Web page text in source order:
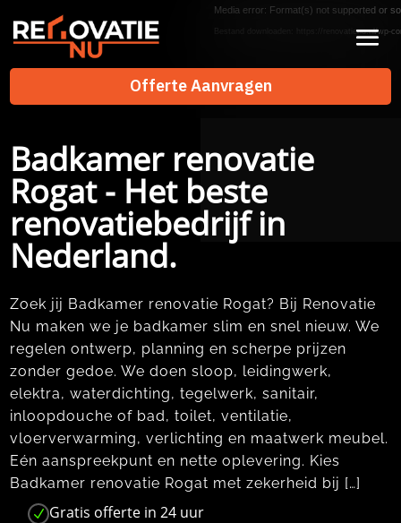
Offerte Aanvragen
Offerte Aanvragen
Media error: Format(s) not supported or
Bestand downloaden: https://renovatienu.nl/wp-
Badkamer renovatie
Rogat - Het beste
renovatiebedrijf in
Nederland.
Zoek jij Badkamer renovatie Rogat? Bij Renovatie
Nu maken we je badkamer slim en snel nieuw. We
regelen ontwerp, planning en scherpe prijzen
zonder gedoe. We doen sloop, leidingwerk,
elektra, waterdichting, tegelwerk, sanitair,
inloopdouche of bad, toilet, ventilatie,
vloerverwarming, verlichting en maatwerk meubel.
Eén aanspreekpunt en nette oplevering. Kies
Badkamer renovatie Rogat met zekerheid bij […]
N Gratis offerte in 24 uur